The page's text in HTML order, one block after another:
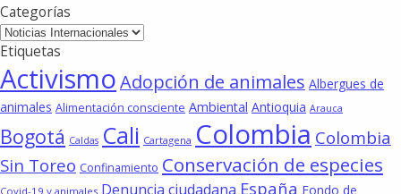
Categorías
Categorías
Etiquetas
ActivismoAdopción de animales Albergues de
animales Alimentación consciente Ambiental Antioquia Arauca
Bogotá Caldas Cali Cartagena Colombia Colombia
Sin Toreo Confinamiento Conservación de especies
Covid-19 y animales Denuncia ciudadana España Fondo de